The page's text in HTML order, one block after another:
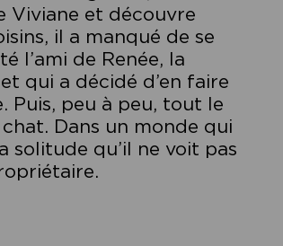
Viviane et découvre
il a manqué de se
l’ami de Renée, la
qui a décidé d’en faire
Puis, peu à peu, tout le
Dans un monde qui
solitude qu’il ne voit pas